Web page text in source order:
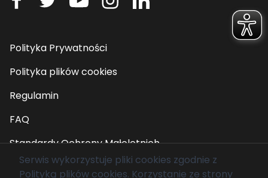
Polityka Prywatności
Polityka plików cookies
Regulamin
FAQ
Standardy Ochrony Małoletnich
Serwis wykorzystuje pliki cookies zgodnie z
Polityką plików cookies. Korzystanie ze strony